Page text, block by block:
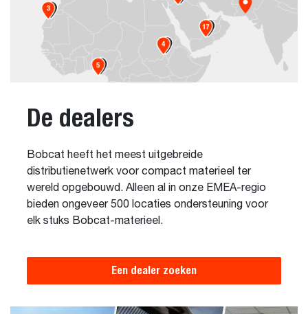
De dealers
Bobcat heeft het meest uitgebreide
distributienetwerk voor compact materieel ter
wereld opgebouwd. Alleen al in onze EMEA-regio
bieden ongeveer 500 locaties ondersteuning voor
elk stuks Bobcat-materieel.
Een dealer zoeken